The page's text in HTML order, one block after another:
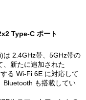
Type-C ポート
は 2.4GHz帯、5GHz帯の
、新たに追加された
る Wi-Fi 6E に対応して
Bluetooth も搭載してい